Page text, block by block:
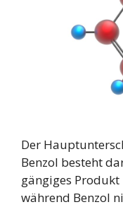
Der
Benzol besteht
gängiges
während Benzol